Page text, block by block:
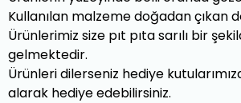
Kullanılan malzeme doğadan çıkan
Ürünlerimiz size pıt pıta sarılı bir
gelmektedir.
Ürünleri dilerseniz hediye
alarak hediye edebilirsiniz.